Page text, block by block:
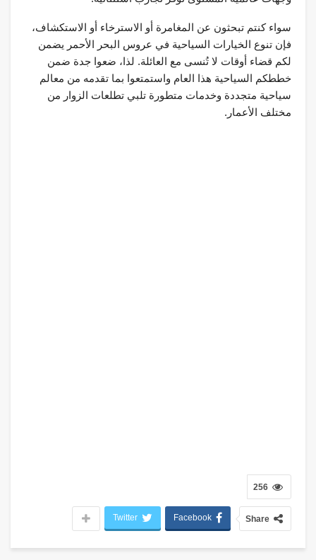
سواء كنتم تبحثون عن المغامرة أو الاسترخاء أو الاستكشاف،
فإن تنوع الخيارات السياحية في عروس البحر الأحمر يضمن
لكم قضاء أوقات لا تُنسى مع العائلة. لذا، ضعوا جدة ضمن
خططكم السياحية هذا العام واستمتعوا بما تقدمه من معالم
سياحية متجددة وخدمات متطورة تلبي تطلعات الزوار من
مختلف الأعمار.
256
Share
Facebook
Twitter